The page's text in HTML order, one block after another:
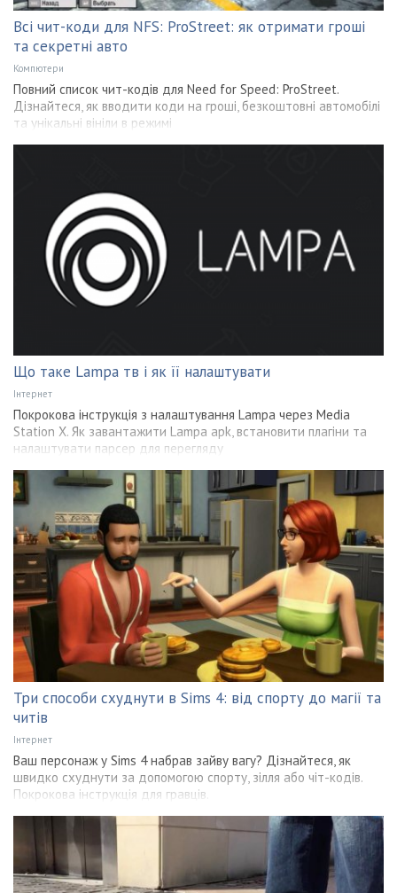
Всі чит-коди для NFS: ProStreet: як отримати гроші
та секретні авто
Компютери
Повний список чит-кодів для Need for Speed: ProStreet.
Дізнайтеся, як вводити коди на гроші, безкоштовні автомобілі
та унікальні вініли в режимі
Що таке Lampa тв і як її налаштувати
Інтернет
Покрокова інструкція з налаштування Lampa через Media
Station X. Як завантажити Lampa apk, встановити плагіни та
налаштувати парсер для перегляду
Три способи схуднути в Sims 4: від спорту до магії та
читів
Інтернет
Ваш персонаж у Sims 4 набрав зайву вагу? Дізнайтеся, як
швидко схуднути за допомогою спорту, зілля або чіт-кодів.
Покрокова інструкція для гравців.